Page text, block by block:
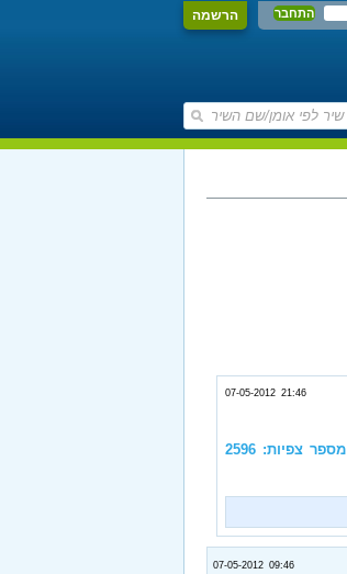
הרשמה
07-05-2012 21:46
מספר צפיות: 2596
07-05-2012 09:46